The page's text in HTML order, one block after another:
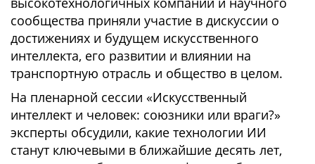
сообщества приняли участие в дискуссии о
достижениях и будущем искусственного
интеллекта, его развитии и влиянии на
транспортную отрасль и общество в целом.
На пленарной сессии «Искусственный
интеллект и человек: союзники или враги?»
эксперты обсудили, какие технологии ИИ
станут ключевыми в ближайшие десять лет,